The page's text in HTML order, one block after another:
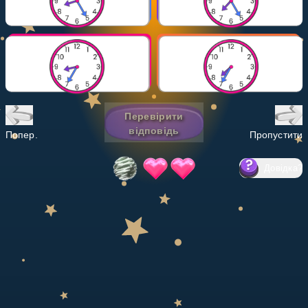
НАВЧАЛЬНИЙ ПЛАН
Select curriculum
Попер.
Перевірити
відповідь
Пропустити
?